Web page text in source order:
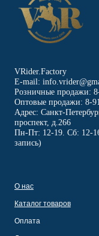
VRider.Factory
E-mail:
Розничные продажи:
Оптовые продажи: 8-
Адрес: Санкт-
проспект, д.266
Пн-Пт: 12-19. Сб: 12-
запись)
О нас
Каталог товаров
Оплата